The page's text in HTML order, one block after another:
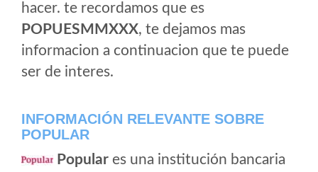
hacer. te recordamos que es
POPUESMMXXX, te dejamos mas
informacion a continuacion que te puede
ser de interes.
INFORMACIÓN RELEVANTE SOBRE
POPULAR
Popular es una institución bancaria